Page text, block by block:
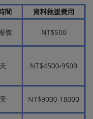
間 資料救援費用
價 NT$500
NT$4500-9500
NT$9000-18000